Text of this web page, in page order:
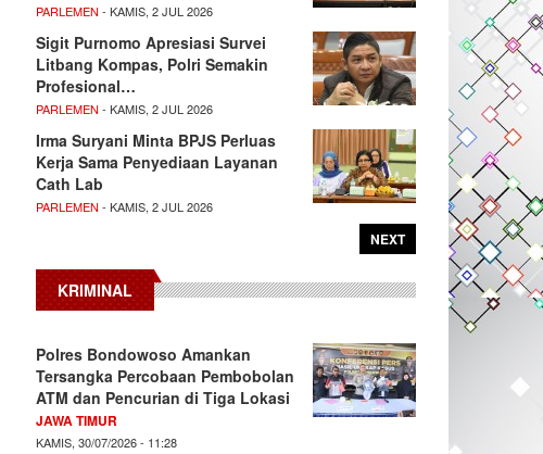
PARLEMEN - KAMIS, 2 JUL 2026
Sigit Purnomo Apresiasi Survei
Litbang Kompas, Polri Semakin
Profesional…
PARLEMEN - KAMIS, 2 JUL 2026
Irma Suryani Minta BPJS Perluas
Kerja Sama Penyediaan Layanan
Cath Lab
PARLEMEN - KAMIS, 2 JUL 2026
NEXT
KRIMINAL
Polres Bondowoso Amankan
Tersangka Percobaan Pembobolan
ATM dan Pencurian di Tiga Lokasi
JAWA TIMUR
KAMIS, 30/07/2026 - 11:28